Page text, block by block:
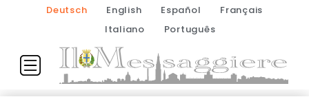
Deutsch English Español
Français
Italiano
Português